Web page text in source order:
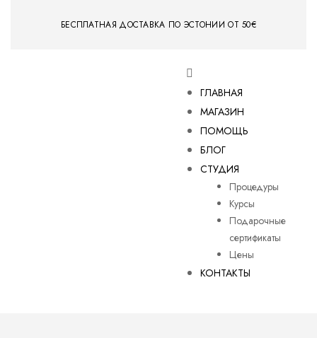
БЕСПЛАТНАЯ ДОСТАВКА ПО ЭСТОНИИ ОТ 50€
ГЛАВНАЯ
МАГАЗИН
ПОМОЩЬ
БЛОГ
СТУДИЯ
Процедуры
Курсы
Подарочные
сертификаты
Цены
КОНТАКТЫ